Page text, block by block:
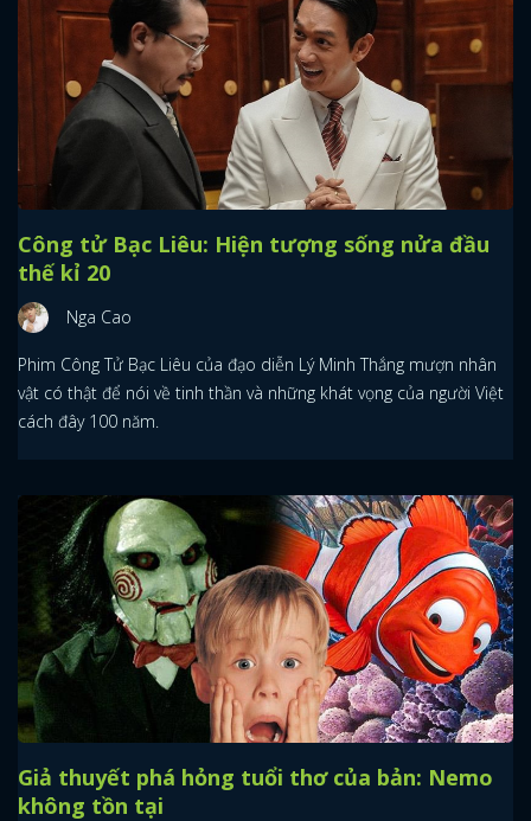
Công tử Bạc Liêu: Hiện tượng sống nửa đầu
thế kỉ 20
Nga Cao
Phim Công Tử Bạc Liêu của đạo diễn Lý Minh Thắng mượn nhân
vật có thật để nói về tinh thần và những khát vọng của người Việt
cách đây 100 năm.
Giả thuyết phá hỏng tuổi thơ của bản: Nemo
không tồn tại